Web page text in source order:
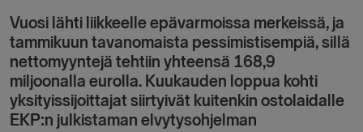
Vuosi lähti liikkeelle epävarmoissa merkeissä, ja
tammikuun tavanomaista pessimistisempiä, sillä
nettomyyntejä tehtiin yhteensä 168,9
miljoonalla eurolla. Kuukauden loppua kohti
yksityissijoittajat siirtyivät kuitenkin ostolaidalle
EKP:n julkistaman elvytysohjelman